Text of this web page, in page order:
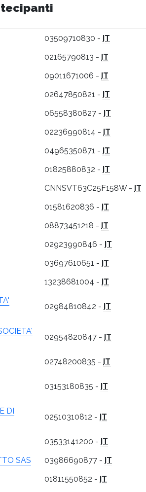
03509710830 - IT
02165790813 - IT
09011671006 - IT
02647850821 - IT
06558380827 - IT
02236990814 - IT
04965350871 - IT
01825880832 - IT
CNNSVT63C25F158W - IT
01581620836 - IT
08873451218 - IT
02923990846 - IT
03697610651 - IT
13238681004 - IT
02984810842 - IT
02954820847 - IT
02748200835 - IT
03153180835 - IT
DI
02510310812 - IT
03533141200 - IT
SAS
03986690877 - IT
01811550852 - IT